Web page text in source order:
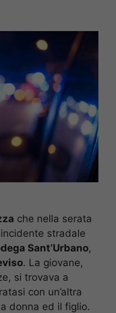
che nella serata
stradale
Sant’Urbano,
. La giovane,
si trovava a
con un’altra
donna ed il figlio.